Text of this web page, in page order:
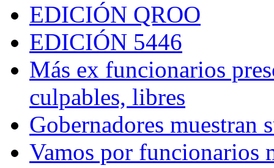
EDICIÓN QROO
EDICIÓN 5446
Más ex funcionarios
culpables, libres
Gobernadores muestran
Vamos por funcionarios